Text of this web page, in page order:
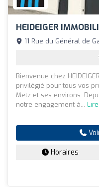
HEIDEIGER
11 Rue du Général de
Bienvenue chez
privilégié pour tous vos
Metz et ses environs.
notre engagement à...
Horaires